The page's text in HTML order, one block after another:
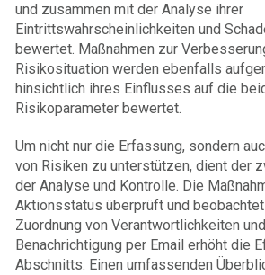
und zusammen mit der Analyse ihrer
Eintrittswahrscheinlichkeiten und
bewertet. Maßnahmen zur
Risikosituation werden ebenfalls
hinsichtlich ihres Einflusses auf die
Risikoparameter bewertet.
Um nicht nur die Erfassung, sondern
von Risiken zu unterstützen, dient der
der Analyse und Kontrolle. Die
Aktionsstatus überprüft und
Zuordnung von Verantwortlichkeiten
Benachrichtigung per Email erhöht die
Abschnitts. Einen umfassenden